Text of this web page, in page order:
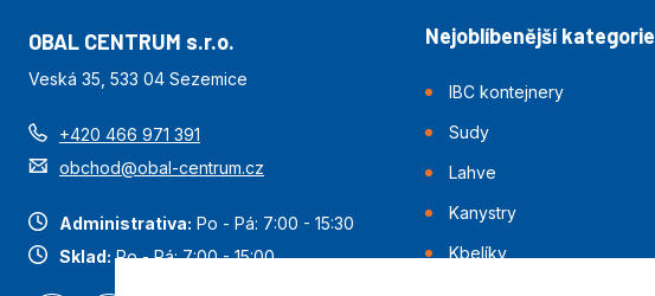
OBAL CENTRUM s.r.o.
Veská 35, 533 04 Sezemice
+420 466 971 391
obchod@obal-centrum.cz
Administrativa: Po - Pá: 7:00 - 15:30
Sklad: Po - Pá: 7:00 - 15:00
Nejoblíbenější kategorie
IBC kontejnery
Sudy
Lahve
Kanystry
Kbelíky